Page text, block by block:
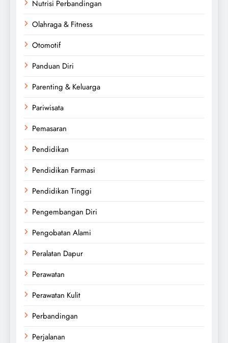
Nutrisi Perbandingan
Olahraga & Fitness
Otomotif
Panduan Diri
Parenting & Keluarga
Pariwisata
Pemasaran
Pendidikan
Pendidikan Farmasi
Pendidikan Tinggi
Pengembangan Diri
Pengobatan Alami
Peralatan Dapur
Perawatan
Perawatan Kulit
Perbandingan
Perjalanan